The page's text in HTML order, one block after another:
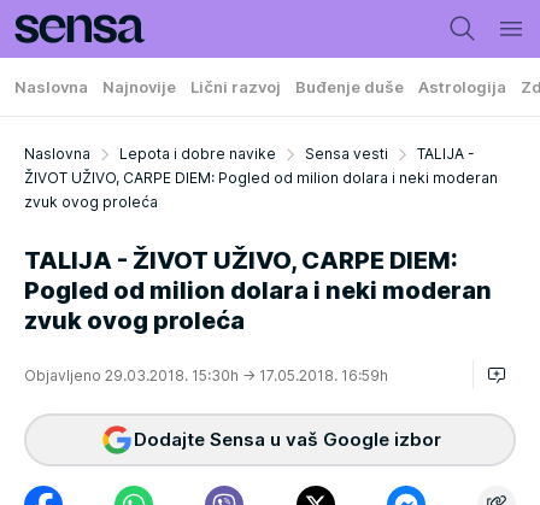
Naslovna Najnovije Lični razvoj Buđenje duše Astrologija
Naslovna Lepota i dobre navike Sensa vesti
TALIJA -
ŽIVOT UŽIVO, CARPE DIEM: Pogled od milion dolara i neki moderan
zvuk ovog proleća
TALIJA - ŽIVOT UŽIVO, CARPE DIEM:
Pogled od milion dolara i neki moderan
zvuk ovog proleća
Objavljeno 29.03.2018. 15:30h → 17.05.2018. 16:59h
Dodajte Sensa u vaš Google izbor